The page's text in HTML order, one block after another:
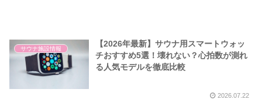
サウナ施設情報
【2026年最新】サウナ用スマートウォッ
チおすすめ5選！壊れない？心拍数が測れ
る人気モデルを徹底比較
2026.07.22